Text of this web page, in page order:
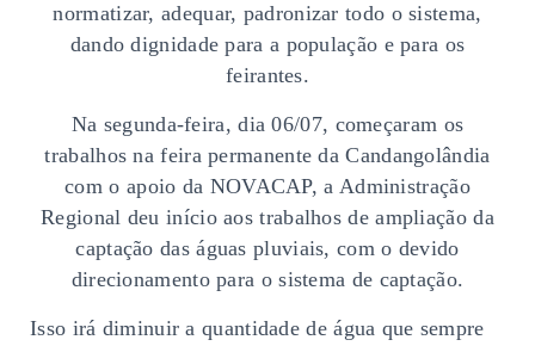
normatizar, adequar, padronizar todo o sistema,
dando dignidade para a população e para os
feirantes.
Na segunda-feira, dia 06/07, começaram os
trabalhos na feira permanente da Candangolândia
com o apoio da NOVACAP, a Administração
Regional deu início aos trabalhos de ampliação da
captação das águas pluviais, com o devido
direcionamento para o sistema de captação.
Isso irá diminuir a quantidade de água que sempre